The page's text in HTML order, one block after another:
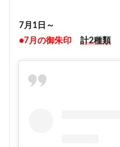
7月1日～
●7月の御朱印
計2種類